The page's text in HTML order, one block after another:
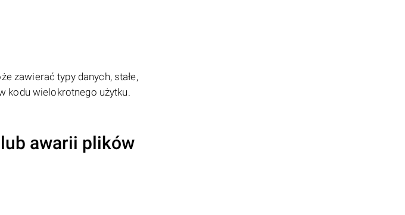
zawierać typy danych, stałe,
kodu wielokrotnego użytku.
awarii plików